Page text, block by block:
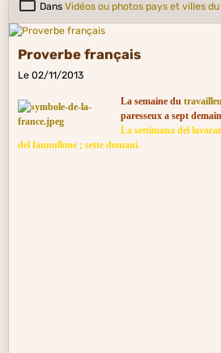
Dans Vidéos ou photos pays et villes
Proverbe français
Le 02/11/2013
La semaine du
paresseux a sept
La settimana del
del fannullone ; sette domani.